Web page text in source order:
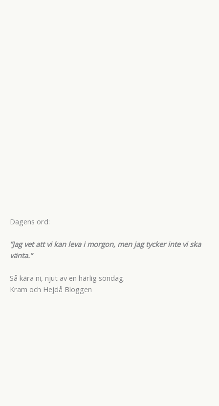
Dagens ord:
”Jag vet att vi kan leva i morgon, men jag tycker inte vi ska
vänta.”
Så kära ni, njut av en härlig söndag.
Kram och Hejdå Bloggen